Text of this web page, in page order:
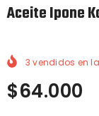
Aceite Ipone
3 vendidos en
$64.000